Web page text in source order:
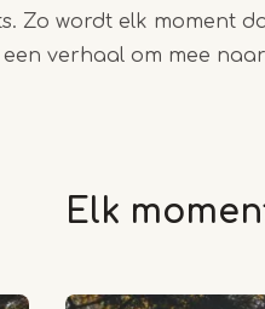
Zo wordt elk moment
verhaal om mee
Elk